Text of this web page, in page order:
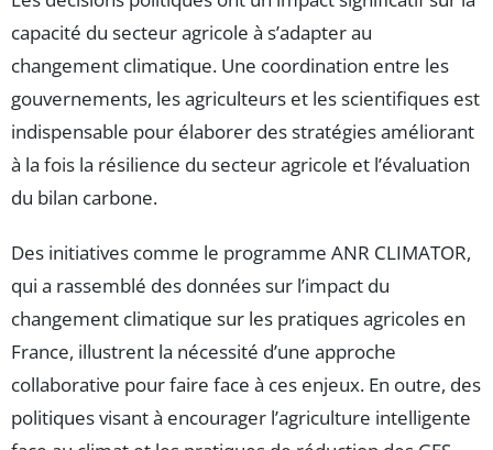
capacité du secteur agricole à s’adapter au
changement climatique. Une coordination entre les
gouvernements, les agriculteurs et les scientifiques est
indispensable pour élaborer des stratégies améliorant
à la fois la résilience du secteur agricole et l’évaluation
du bilan carbone.
Des initiatives comme le programme ANR CLIMATOR,
qui a rassemblé des données sur l’impact du
changement climatique sur les pratiques agricoles en
France, illustrent la nécessité d’une approche
collaborative pour faire face à ces enjeux. En outre, des
politiques visant à encourager l’agriculture intelligente